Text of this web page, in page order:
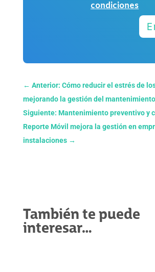
condiciones
← Anterior: Cómo reducir el estrés de
mejorando la gestión del mantenimiento
Siguiente: Mantenimiento preventivo y
Reporte Móvil mejora la gestión en
instalaciones→
También te puede
interesar…